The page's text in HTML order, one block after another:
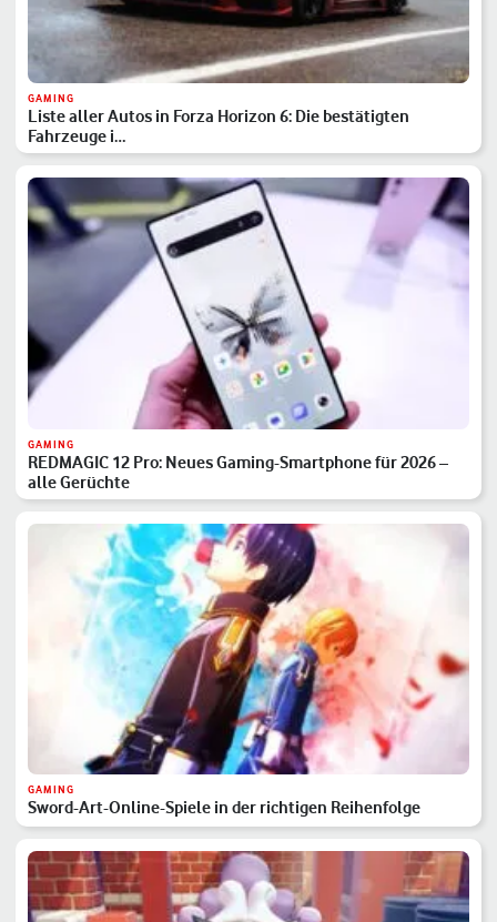
GAMING
Liste aller Autos in Forza Horizon 6: Die bestätigten
Fahrzeuge i…
GAMING
REDMAGIC 12 Pro: Neues Gaming-Smartphone für 2026 –
alle Gerüchte
GAMING
Sword-Art-Online-Spiele in der richtigen Reihenfolge